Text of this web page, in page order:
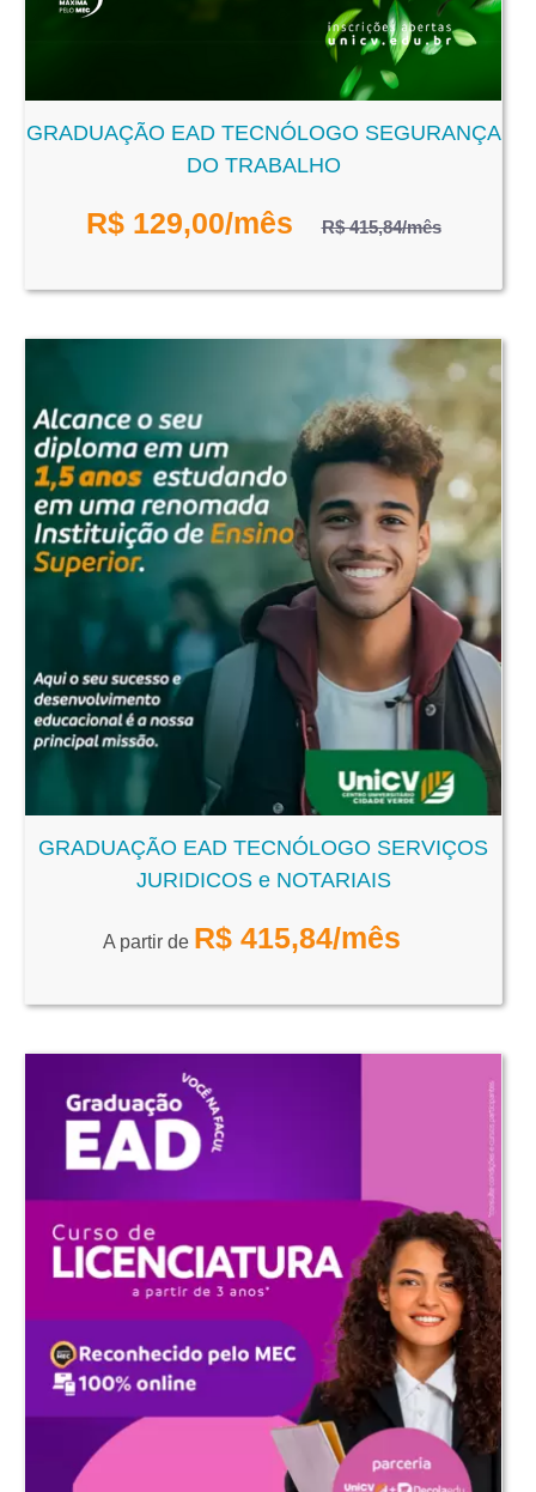
GRADUAÇÃO EAD TECNÓLOGO SEGURANÇA
DO TRABALHO
R$ 129,00/mês R$ 415,84/mês
GRADUAÇÃO EAD TECNÓLOGO SERVIÇOS
JURIDICOS e NOTARIAIS
A partir de R$ 415,84/mês